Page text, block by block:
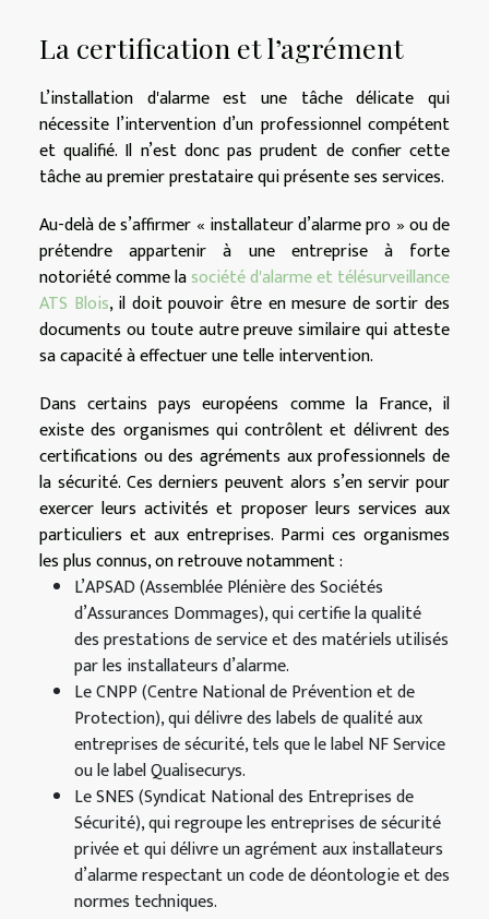
La certification et l’agrément
L’installation d'alarme est une tâche délicate qui
nécessite l’intervention d’un professionnel compétent
et qualifié. Il n’est donc pas prudent de confier cette
tâche au premier prestataire qui présente ses services.
Au-delà de s’affirmer « installateur d’alarme pro » ou de
prétendre appartenir à une entreprise à forte
notoriété comme lasociété d'alarme et télésurveillance
ATS Blois, il doit pouvoir être en mesure de sortir des
documents ou toute autre preuve similaire qui atteste
sa capacité à effectuer une telle intervention.
Dans certains pays européens comme la France, il
existe des organismes qui contrôlent et délivrent des
certifications ou des agréments aux professionnels de
la sécurité. Ces derniers peuvent alors s’en servir pour
exercer leurs activités et proposer leurs services aux
particuliers et aux entreprises. Parmi ces organismes
les plus connus, on retrouve notamment :
L’APSAD (Assemblée Plénière des Sociétés
d’Assurances Dommages), qui certifie la qualité
des prestations de service et des matériels utilisés
par les installateurs d’alarme.
Le CNPP (Centre National de Prévention et de
Protection), qui délivre des labels de qualité aux
entreprises de sécurité, tels que le label NF Service
ou le label Qualisecurys.
Le SNES (Syndicat National des Entreprises de
Sécurité), qui regroupe les entreprises de sécurité
privée et qui délivre un agrément aux installateurs
d’alarme respectant un code de déontologie et des
normes techniques.